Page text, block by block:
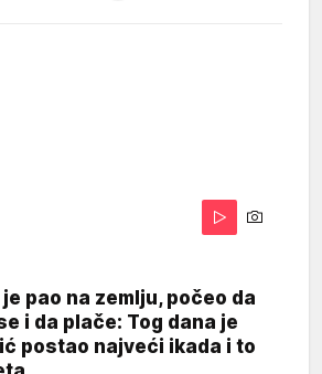
je pao na zemlju, počeo da
i da plače: Tog dana je
postao najveći ikada i to